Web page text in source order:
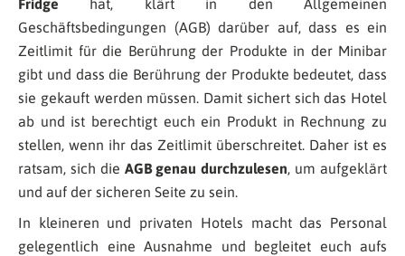
Fridge hat, klärt in den Allgemeinen
Geschäftsbedingungen (AGB) darüber auf, dass es ein
Zeitlimit für die Berührung der Produkte in der Minibar
gibt und dass die Berührung der Produkte bedeutet, dass
sie gekauft werden müssen. Damit sichert sich das Hotel
ab und ist berechtigt euch ein Produkt in Rechnung zu
stellen, wenn ihr das Zeitlimit überschreitet. Daher ist es
ratsam, sich die AGB genau durchzulesen, um aufgeklärt
und auf der sicheren Seite zu sein.
In kleineren und privaten Hotels macht das Personal
gelegentlich eine Ausnahme und begleitet euch aufs